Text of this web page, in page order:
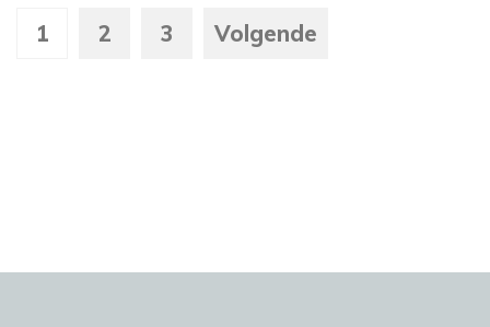
1 2 3 Volgende